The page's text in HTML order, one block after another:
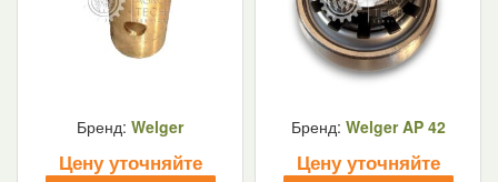
Бренд: Welger
Цену уточняйте
Бренд: Welger AP 42
Цену уточняйте